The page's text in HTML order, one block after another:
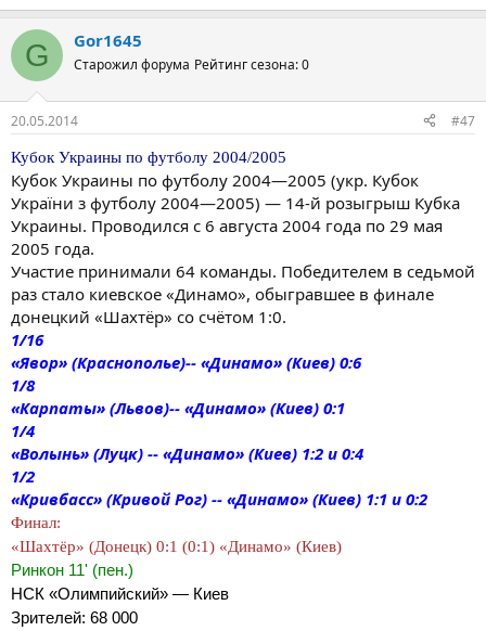
G Gor1645
Старожил форума Рейтинг сезона: 0
20.05.2014 #47
Кубок Украины по футболу 2004/2005
Кубок Украины по футболу 2004—2005 (укр. Кубок
України з футболу 2004—2005) — 14-й розыгрыш Кубка
Украины. Проводился с 6 августа 2004 года по 29 мая
2005 года.
Участие принимали 64 команды. Победителем в седьмой
раз стало киевское «Динамо», обыгравшее в финале
донецкий «Шахтёр» со счётом 1:0.
1/16
«Явор» (Краснополье)-- «Динамо» (Киев) 0:6
1/8
«Карпаты» (Львов)-- «Динамо» (Киев) 0:1
1/4
«Волынь» (Луцк) -- «Динамо» (Киев) 1:2 и 0:4
1/2
«Кривбасс» (Кривой Рог) -- «Динамо» (Киев) 1:1 и 0:2
Финал:
«Шахтёр» (Донецк) 0:1 (0:1) «Динамо» (Киев)
Ринкон 11' (пен.)
НСК «Олимпийский» — Киев
Зрителей: 68 000